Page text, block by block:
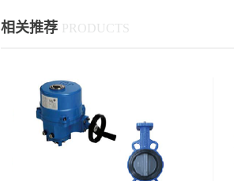
相关推荐 PRODUCTS